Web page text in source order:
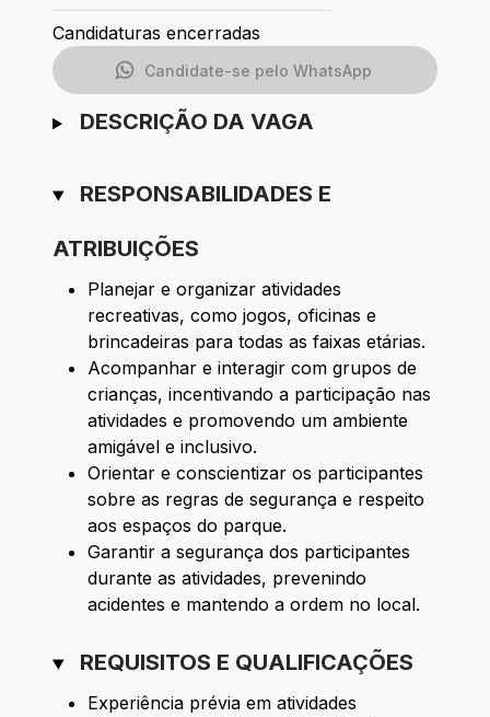
Candidaturas encerradas
Candidate-se pelo WhatsApp
DESCRIÇÃO DA VAGA
RESPONSABILIDADES E
ATRIBUIÇÕES
Planejar e organizar atividades
recreativas, como jogos, oficinas e
brincadeiras para todas as faixas etárias.
Acompanhar e interagir com grupos de
crianças, incentivando a participação nas
atividades e promovendo um ambiente
amigável e inclusivo.
Orientar e conscientizar os participantes
sobre as regras de segurança e respeito
aos espaços do parque.
Garantir a segurança dos participantes
durante as atividades, prevenindo
acidentes e mantendo a ordem no local.
REQUISITOS E QUALIFICAÇÕES
Experiência prévia em atividades